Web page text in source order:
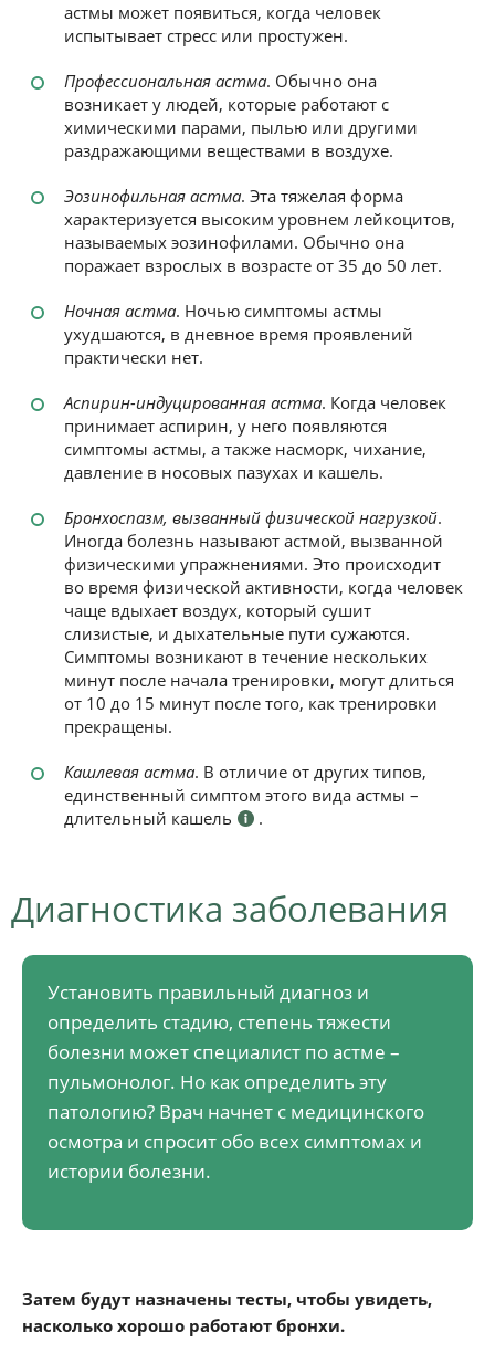
астмы может появиться, когда человек
испытывает стресс или простужен.
Профессиональная астма. Обычно она
возникает у людей, которые работают с
химическими парами, пылью или другими
раздражающими веществами в воздухе.
Эозинофильная астма. Эта тяжелая форма
характеризуется высоким уровнем лейкоцитов,
называемых эозинофилами. Обычно она
поражает взрослых в возрасте от 35 до 50 лет.
Ночная астма. Ночью симптомы астмы
ухудшаются, в дневное время проявлений
практически нет.
Аспирин-индуцированная астма. Когда человек
принимает аспирин, у него появляются
симптомы астмы, а также насморк, чихание,
давление в носовых пазухах и кашель.
Бронхоспазм, вызванный физической нагрузкой.
Иногда болезнь называют астмой, вызванной
физическими упражнениями. Это происходит
во время физической активности, когда человек
чаще вдыхает воздух, который сушит
слизистые, и дыхательные пути сужаются.
Симптомы возникают в течение нескольких
минут после начала тренировки, могут длиться
от 10 до 15 минут после того, как тренировки
прекращены.
Кашлевая астма. В отличие от других типов,
единственный симптом этого вида астмы –
длительный кашель
.
Диагностика заболевания
Установить правильный диагноз и
определить стадию, степень тяжести
болезни может специалист по астме –
пульмонолог. Но как определить эту
патологию? Врач начнет с медицинского
осмотра и спросит обо всех симптомах и
истории болезни.
Затем будут назначены тесты, чтобы увидеть,
насколько хорошо работают бронхи.